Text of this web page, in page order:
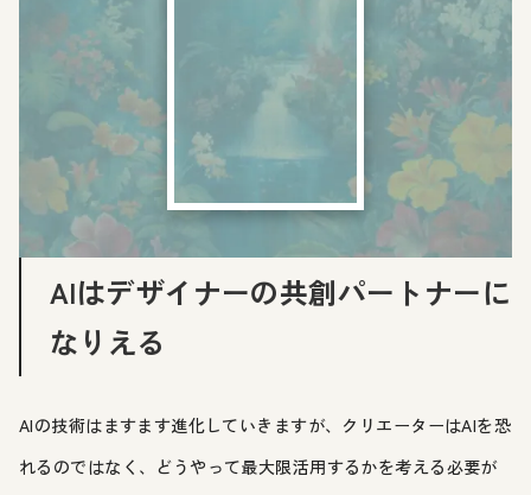
AIはデザイナーの共創パートナーに
なりえる
AIの技術はますます進化していきますが、クリエーターはAIを恐
れるのではなく、どうやって最大限活用するかを考える必要が